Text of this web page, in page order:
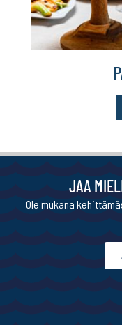
JAA
Ole mukana